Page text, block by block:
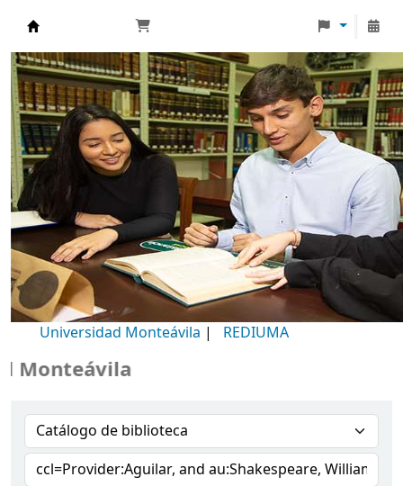
Biblioteca Universidad Monteávila
Universidad Monteávila | REDIUMA